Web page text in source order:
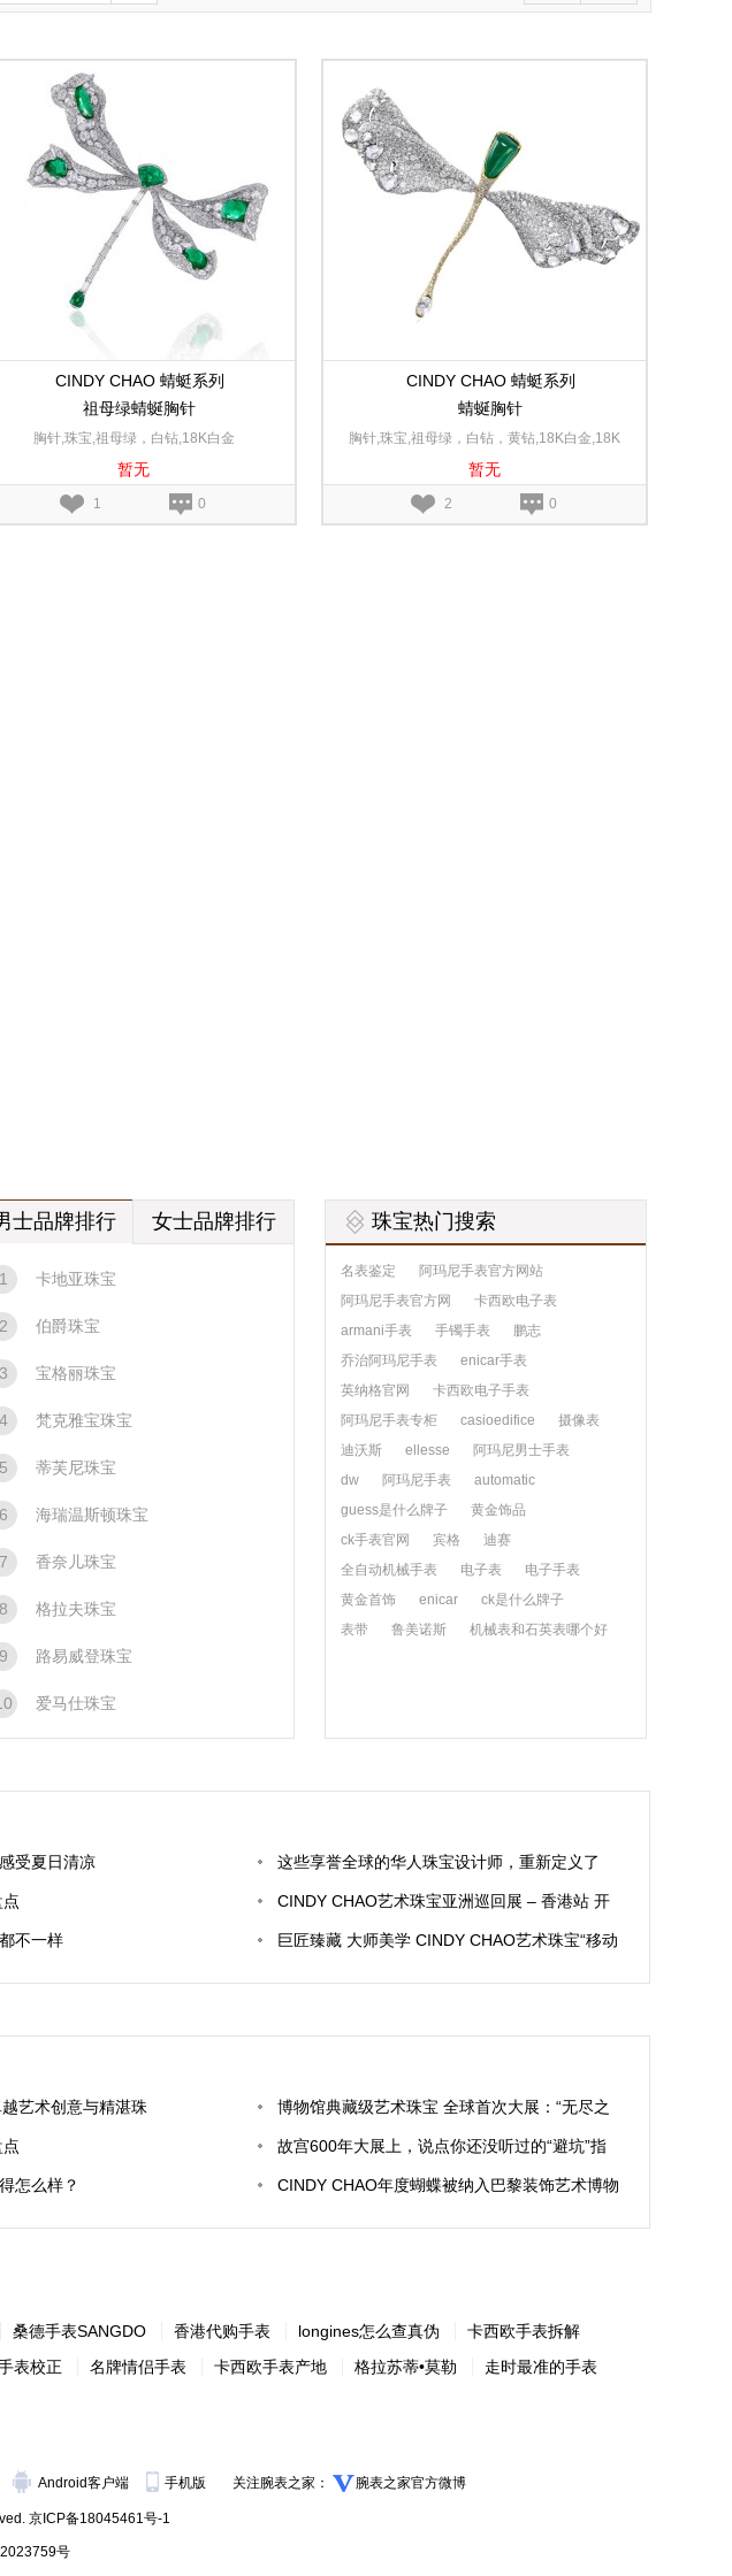
CINDY CHAO 蜻蜓系列
祖母绿蜻蜒胸针
胸针,珠宝,祖母绿，白钻,18K白金
暂无
1 0
CINDY CHAO 蜻蜓系列
蜻蜒胸针
胸针,珠宝,祖母绿，白钻，黄钻,18K白金,18K
黄金
暂无
2 0
士品牌排行 女士品牌排行
1 卡地亚珠宝
2 伯爵珠宝
3 宝格丽珠宝
4 梵克雅宝珠宝
5 蒂芙尼珠宝
6 海瑞温斯顿珠宝
7 香奈儿珠宝
8 格拉夫珠宝
9 路易威登珠宝
爱马仕珠宝
珠宝热门搜索
名表鉴定
阿玛尼手表官方网站
阿玛尼手表官方网
卡西欧电子表
armani手表
手镯手表
鹏志
乔治阿玛尼手表
enicar手表
英纳格官网
卡西欧电子手表
阿玛尼手表专柜
casioedifice
摄像表
迪沃斯
ellesse
阿玛尼男士手表
dw
阿玛尼手表
automatic
guess是什么牌子
黄金饰品
ck手表官网
宾格
迪赛
全自动机械手表
电子表
电子手表
黄金首饰
enicar
ck是什么牌子
表带
鲁美诺斯 机械表和石英表哪个好
受夏日清凉 这些享誉全球的华人珠宝设计师，重新定义了
“中国制造”
CINDY CHAO艺术珠宝亚洲巡回展 – 香港站 开
创21世纪高级珠宝工艺新篇章
不一样 巨匠臻藏 大师美学 CINDY CHAO艺术珠宝“移动
博物馆” 移师伦敦巨匠臻藏艺博会
艺术创意与精湛珠
术和古董博览会
博物馆典藏级艺术珠宝 全球首次大展：“无尽之
境── CINDY CHAO艺术珠宝大师展”
故宫600年大展上，说点你还没听过的“避坑”指
南
怎么样？ CINDY CHAO年度蝴蝶被纳入巴黎装饰艺术博物
馆纳为馆藏
桑德手表SANGDO 香港代购手表 longines怎么查真伪
卡西欧手表拆解
表校正 名牌情侣手表 卡西欧手表产地 格拉苏蒂•莫勒
走时最准的手表
Android客户端 手机版 关注腕表之家： 腕表之家官方微博
京ICP备18045461号-1
号